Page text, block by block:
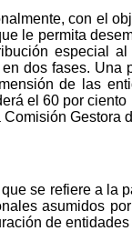
con el
le permita
especial
dos fases. Una
de las
el 60 por
Comisión Gestora
que se refiere a la
asumidos
de